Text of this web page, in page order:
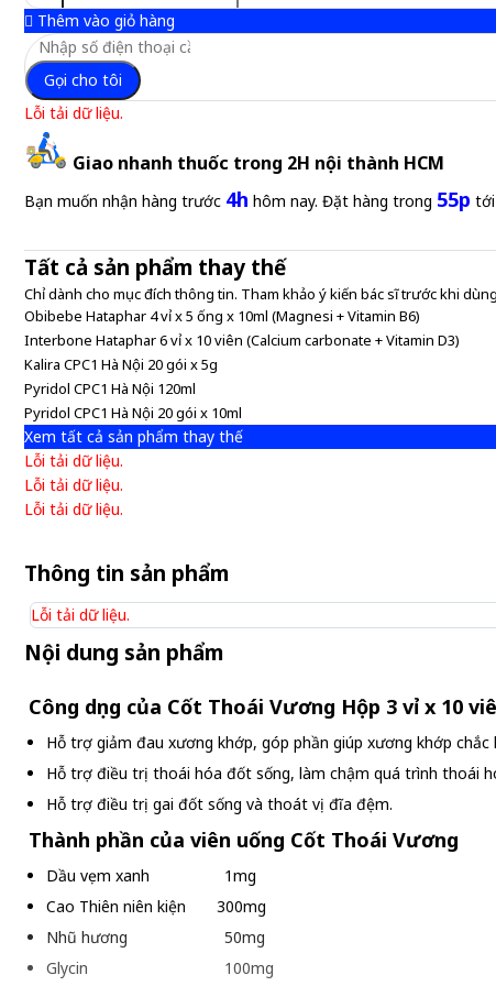
Thêm vào giỏ hàng
Gọi cho tôi
Lỗi tải dữ liệu.
Giao nhanh thuốc trong 2H nội thành HCM
Bạn muốn nhận hàng trước 4h hôm nay. Đặt hàng trong 55p tới
Tất cả sản phẩm thay thế
Chỉ dành cho mục đích thông tin. Tham khảo ý kiến bác sĩ trước khi
Obibebe Hataphar 4 vỉ x 5 ống x 10ml (Magnesi + Vitamin B6)
Interbone Hataphar 6 vỉ x 10 viên (Calcium carbonate + Vitamin D3)
Kalira CPC1 Hà Nội 20 gói x 5g
Pyridol CPC1 Hà Nội 120ml
Pyridol CPC1 Hà Nội 20 gói x 10ml
Xem tất cả sản phẩm thay thế
Lỗi tải dữ liệu.
Lỗi tải dữ liệu.
Lỗi tải dữ liệu.
Thông tin sản phẩm
Lỗi tải dữ liệu.
Nội dung sản phẩm
Công dụng của Cốt Thoái Vương Hộp 3 vỉ x
Hỗ trợ giảm đau xương khớp, góp phần giúp xương khớp chắc
Hỗ trợ điều trị thoái hóa đốt sống, làm chậm quá trình thoái
Hỗ trợ điều trị gai đốt sống và thoát vị đĩa đệm.
Thành phần của viên uống Cốt Thoái Vương
Dầu vẹm xanh 1mg
Cao Thiên niên kiện 300mg
Nhũ hương 50mg
Glycin 100mg